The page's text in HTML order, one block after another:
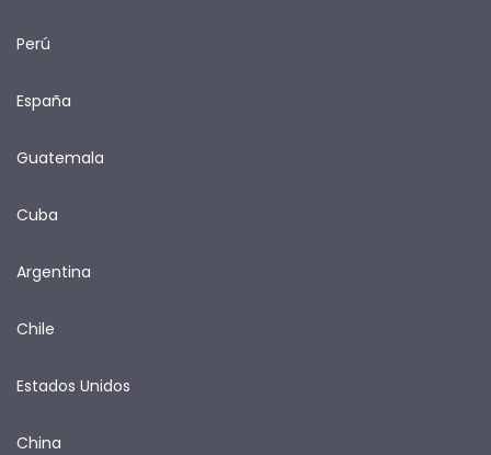
Perú
España
Guatemala
Cuba
Argentina
Chile
Estados Unidos
China